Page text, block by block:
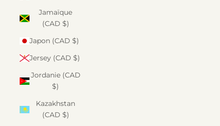
Jamaïque
(CAD $)
Japon (CAD $)
Jersey (CAD $)
Jordanie (CAD
$)
Kazakhstan
(CAD $)